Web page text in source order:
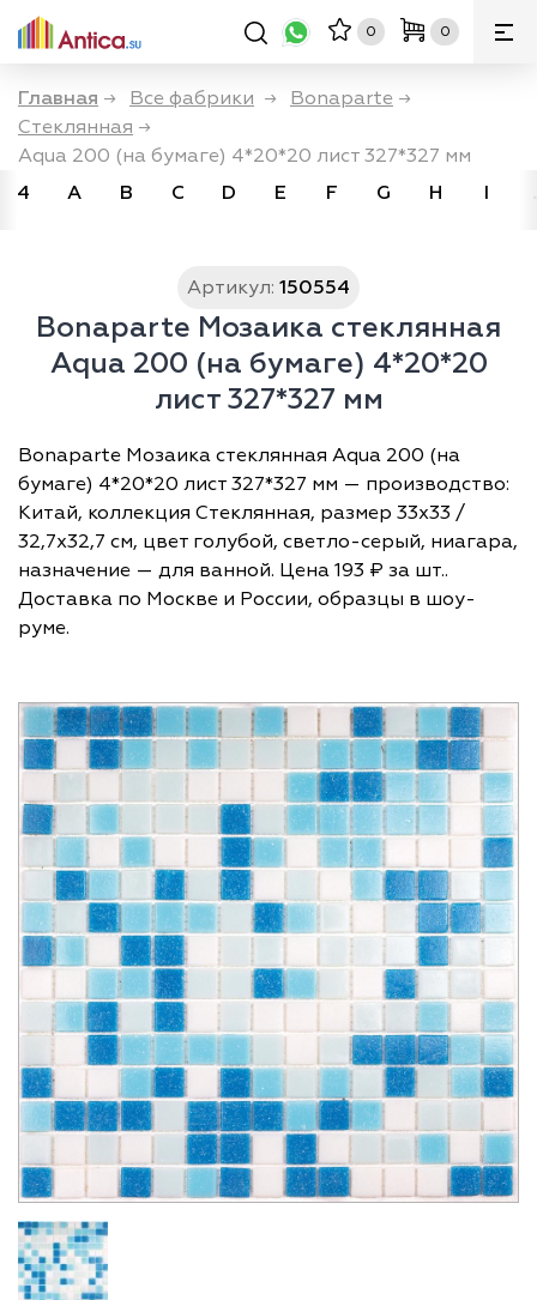
0 0
Главная → Все фабрики → Bonaparte →
Стеклянная →
Aqua 200 (на бумаге) 4*20*20 лист 327*327 мм
4
A B C D E F G H I
Артикул: 150554
Bonaparte Мозаика стеклянная
Aqua 200 (на бумаге) 4*20*20
лист 327*327 мм
Bonaparte Мозаика стеклянная Aqua 200 (на
бумаге) 4*20*20 лист 327*327 мм — производство:
Китай, коллекция Стеклянная, размер 33х33 /
32,7х32,7 см, цвет голубой, светло-серый, ниагара,
назначение — для ванной. Цена 193 ₽ за шт..
Доставка по Москве и России, образцы в шоу-
руме.